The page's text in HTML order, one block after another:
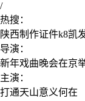
/
热搜：
陕西制作证件k8凯
导演：
新年戏曲晚会在京
主演：
打通天山意义何在